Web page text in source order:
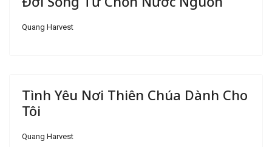
Quang Harvest
Tình Yêu Nơi Thiên Chúa Dành Cho
Tôi
Quang Harvest